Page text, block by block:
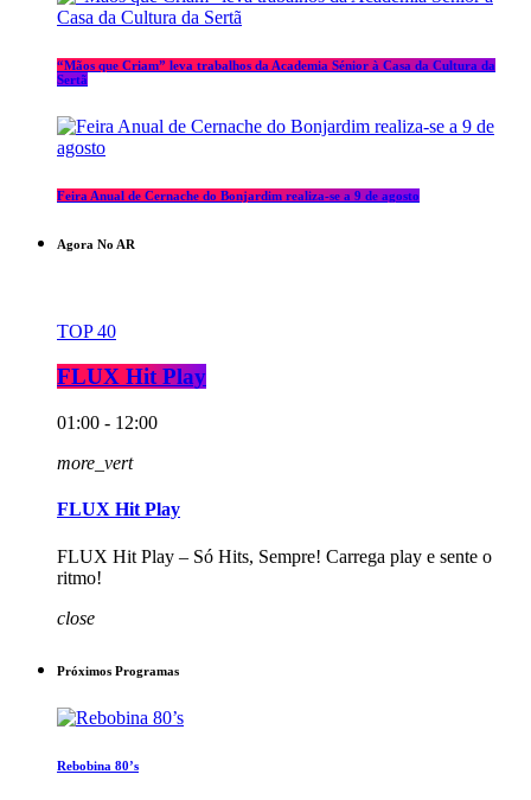
“Mãos que Criam” leva trabalhos da Academia Sénior à Casa da Cultura da
Sertã
Feira Anual de Cernache do Bonjardim realiza-se a 9 de agosto
Agora No AR
TOP 40
FLUX Hit Play
01:00 - 12:00
more_vert
FLUX Hit Play
FLUX Hit Play – Só Hits, Sempre! Carrega play e sente o
ritmo!
close
Próximos Programas
Rebobina 80’s